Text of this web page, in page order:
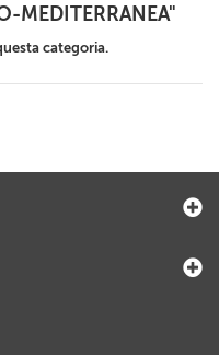
+
+
+
MEDITERRANEA"
categoria.